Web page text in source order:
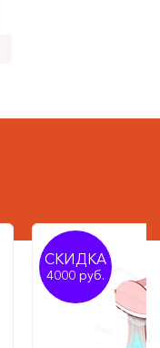
СКИДКА
4000